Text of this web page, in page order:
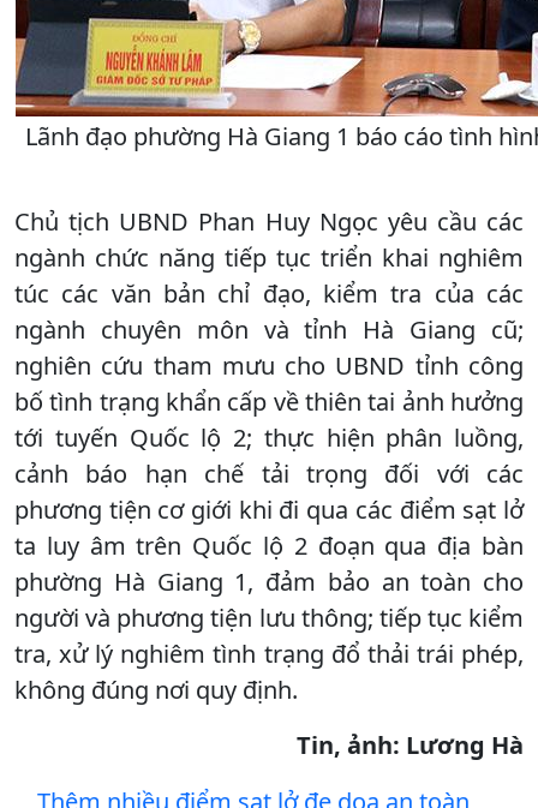
Lãnh đạo phường Hà Giang 1 báo cáo tình
Chủ tịch UBND Phan Huy Ngọc yêu cầu các
ngành chức năng tiếp tục triển khai nghiêm
túc các văn bản chỉ đạo, kiểm tra của các
ngành chuyên môn và tỉnh Hà Giang cũ;
nghiên cứu tham mưu cho UBND tỉnh công
bố tình trạng khẩn cấp về thiên tai ảnh hưởng
tới tuyến Quốc lộ 2; thực hiện phân luồng,
cảnh báo hạn chế tải trọng đối với các
phương tiện cơ giới khi đi qua các điểm sạt lở
ta luy âm trên Quốc lộ 2 đoạn qua địa bàn
phường Hà Giang 1, đảm bảo an toàn cho
người và phương tiện lưu thông; tiếp tục kiểm
tra, xử lý nghiêm tình trạng đổ thải trái phép,
không đúng nơi quy định.
Tin, ảnh: Lương Hà
Thêm nhiều điểm sạt lở đe dọa an toàn